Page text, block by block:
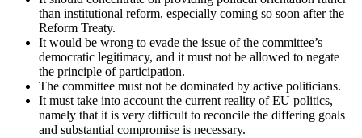
than institutional reform, especially coming so soon after the
Reform Treaty.
It would be wrong to evade the issue of the committee’s
democratic legitimacy, and it must not be allowed to negate
the principle of participation.
The committee must not be dominated by active politicians.
It must take into account the current reality of EU politics,
namely that it is very difficult to reconcile the differing goals
and substantial compromise is necessary.